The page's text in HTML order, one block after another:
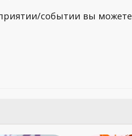
событии вы можете